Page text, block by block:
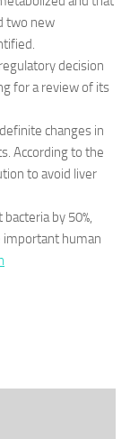
two new
decision
for a review of its
changes in
According to the
to avoid liver
by 50%,
important human